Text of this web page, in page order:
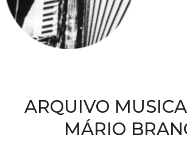
ARQUIVO
MÁRIO